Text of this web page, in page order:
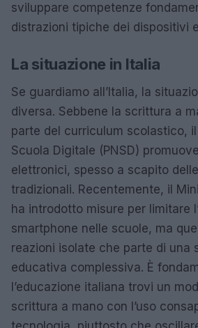
sviluppare competenze
distrazioni tipiche dei dispositivi
La situazione in Italia
Se guardiamo all’Italia, la
diversa. Sebbene la scrittura a
parte del curriculum scolastico,
Scuola Digitale (PNSD)
elettronici, spesso a scapito
tradizionali. Recentemente, il
ha introdotto misure per limitare
smartphone nelle scuole, ma
reazioni isolate che parte di una
educativa complessiva. È
l’educazione italiana trovi un
scrittura a mano con l’uso